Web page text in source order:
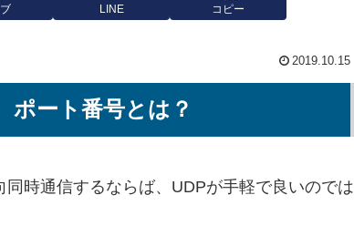
LINE コピー
2019.10.15
ート番号とは？
時通信するならば、UDPが手軽で良いのでは